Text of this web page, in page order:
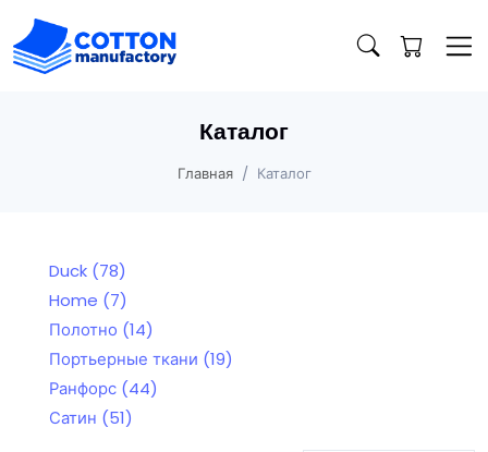
Каталог
Главная Каталог
Duck (78)
Home (7)
Полотно (14)
Портьерные ткани (19)
Ранфорс (44)
Сатин (51)